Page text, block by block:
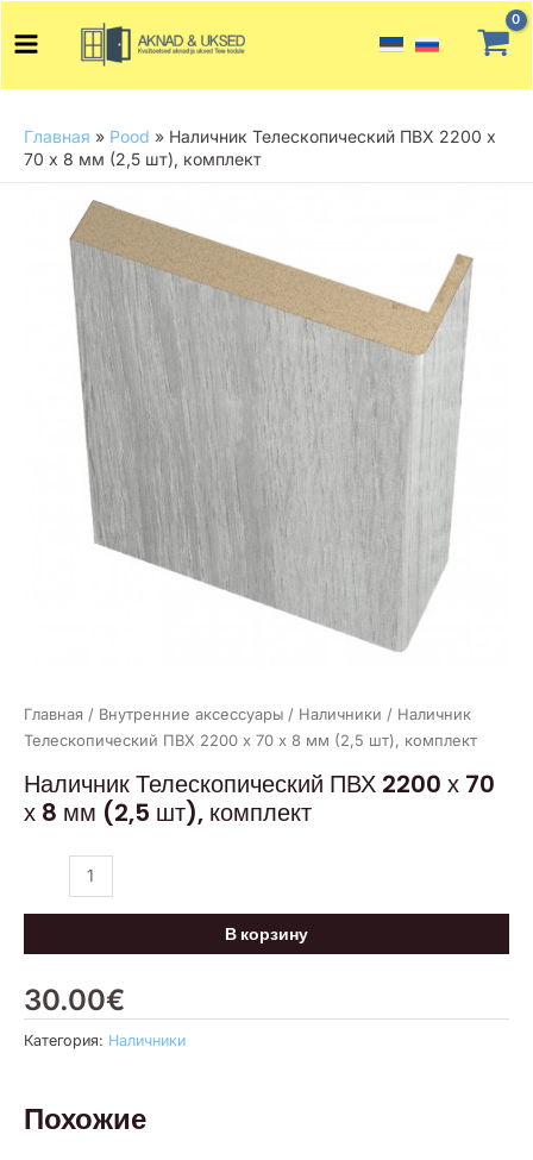
содержимому
Menu
Главная » Pood » Наличник Телескопический ПВХ 2200 х
70 х 8 мм (2,5 шт), комплект
Главная / Внутренние аксессуары / Наличники / Наличник
Телескопический ПВХ 2200 х 70 х 8 мм (2,5 шт), комплект
Наличник Телескопический ПВХ 2200 х 70
х 8 мм (2,5 шт), комплект
30.00€
товара
Наличник
Телескопический
комплект
В корзину
Категория: Наличники
Похожие